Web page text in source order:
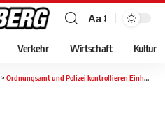
Aa
Verkehr Wirtschaft Kultur
> Ordnungsamt und Polizei kontrollieren Einhaltung der Corona-Maßnahmen in Stolberg